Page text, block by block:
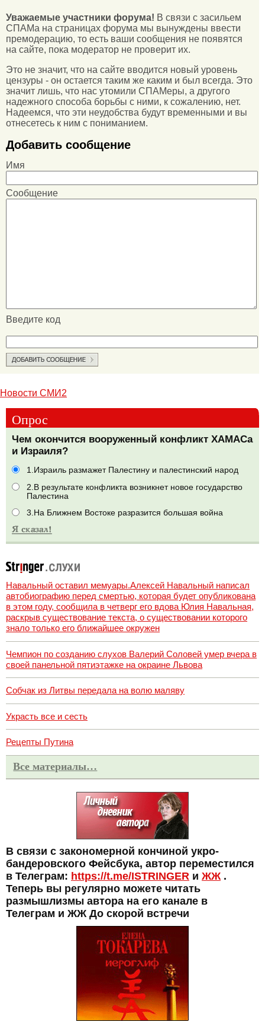
Уважаемые участники форума! В связи с засильем
СПАМа на страницах форума мы вынуждены ввести
премодерацию, то есть ваши сообщения не появятся
на сайте, пока модератор не проверит их.
Это не значит, что на сайте вводится новый уровень
цензуры - он остается таким же каким и был всегда. Это
значит лишь, что нас утомили СПАМеры, а другого
надежного способа борьбы с ними, к сожалению, нет.
Надеемся, что эти неудобства будут временными и вы
отнесетесь к ним с пониманием.
Добавить сообщение
Имя
Сообщение
Введите код
Новости СМИ2
Опрос
Чем окончится вооруженный конфликт ХАМАСа
и Израиля?
1.Израиль размажет Палестину и палестинский народ
2.В результате конфликта возникнет новое государство
Палестина
3.На Ближнем Востоке разразится большая война
Навальный оставил мемуары.Алексей Навальный написал
автобиографию перед смертью, которая будет опубликована
в этом году, сообщила в четверг его вдова Юлия Навальная,
раскрыв существование текста, о существовании которого
знало только его ближайшее окружен
Чемпион по созданию слухов Валерий Соловей умер вчера в
своей панельной пятиэтажке на окраине Львова
Собчак из Литвы передала на волю маляву
Украсть все и сесть
Рецепты Путина
Все материалы…
В связи с закономерной кончиной укро-
бандеровского Фейсбука, автор переместился
в Телеграм: https://t.me/ISTRINGER и ЖЖ .
Теперь вы регулярно можете читать
размышлизмы автора на его канале в
Телеграм и ЖЖ До скорой встречи